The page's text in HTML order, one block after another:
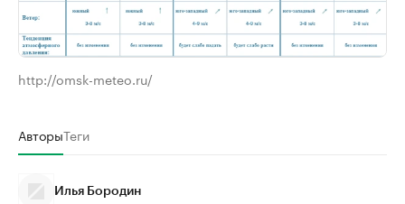
http://omsk-meteo.ru/
АвторыТеги
Илья Бородин